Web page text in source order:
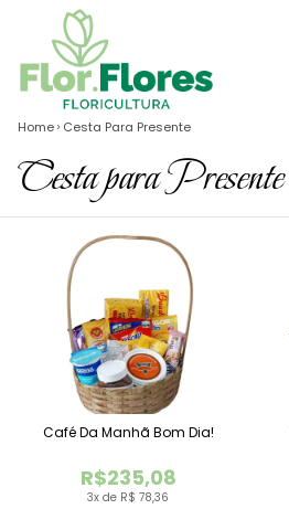
Home Cesta Para Presente
Cesta para Presente
3x de R$ 78,36
R$235,08
Café Da Manhã Bom Dia!